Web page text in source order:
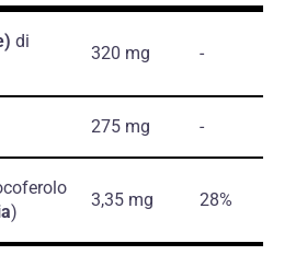
di
320 mg -
275 mg -
)
3,35 mg 28%